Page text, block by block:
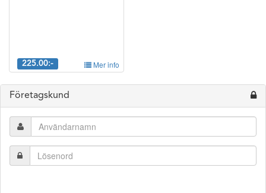
225.00:- Mer info
Företagskund